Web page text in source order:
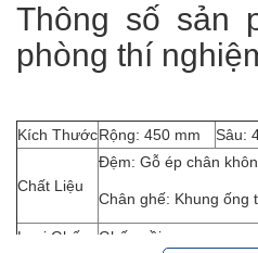
Thông số sản
phòng thí
Kích ThướcRộng: 450 mm Sâu:
Chất Liệu
Đệm: Gỗ ép chân
Chân ghế: Khung ống
Loại Ghế
Ghế ngồi